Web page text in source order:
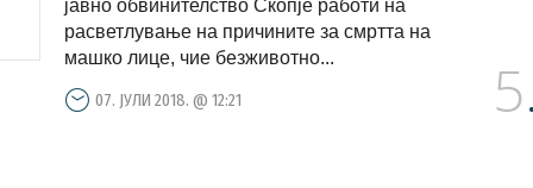
јавно обвинителство Скопје работи на
расветлување на причините за смртта на
машко лице, чие безживотно...
07. ЈУЛИ 2018. @ 12:21
5